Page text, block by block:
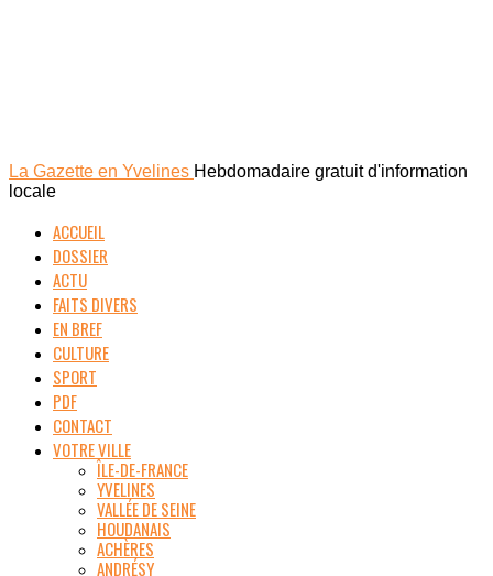
La Gazette en Yvelines Hebdomadaire gratuit d'information
locale
ACCUEIL
DOSSIER
ACTU
FAITS DIVERS
EN BREF
CULTURE
SPORT
PDF
CONTACT
VOTRE VILLE
ÎLE-DE-FRANCE
YVELINES
VALLÉE DE SEINE
HOUDANAIS
ACHÈRES
ANDRÉSY